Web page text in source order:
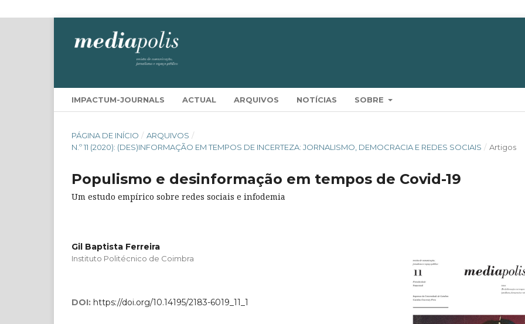
IMPACTUM-JOURNALS ACTUAL ARQUIVOS NOTÍCIAS SOBRE
PÁGINA DE INÍCIO / ARQUIVOS /
N.º 11 (2020): (DES)INFORMAÇÃO EM TEMPOS DE INCERTEZA: JORNALISMO, DEMOCRACIA E REDES SOCIAIS / Artigos
Populismo e desinformação em tempos de Covid-19
Um estudo empírico sobre redes sociais e infodemia
Gil Baptista Ferreira
Instituto Politécnico de Coimbra
DOI: https://doi.org/10.14195/2183-6019_11_1